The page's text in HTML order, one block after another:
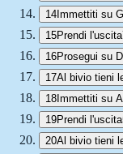
14Immettiti su
15Prendi l'uscita
16Prosegui su
17Al bivio tieni
18Immettiti su
19Prendi l'uscita
20Al bivio tieni